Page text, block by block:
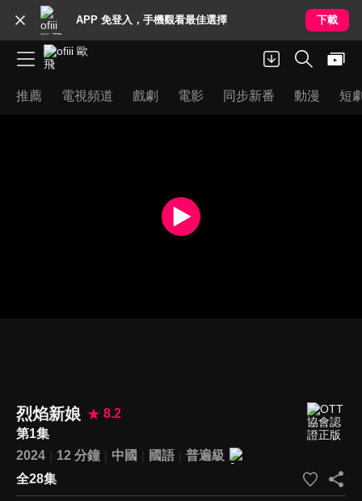
APP 免登入，手機觀看最佳選擇 下載
推薦 電視頻道 戲劇 電影 同步新番 動漫 短
烈焰新娘
8.2
第1集
2024
12 分鐘 中國 國語
普遍級
全28集